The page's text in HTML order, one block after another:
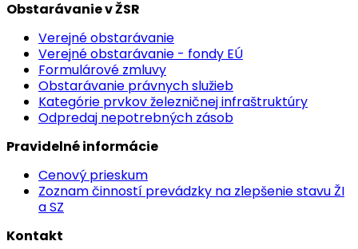
Obstarávanie v ŽSR
Verejné obstarávanie
Verejné obstarávanie - fondy EÚ
Formulárové zmluvy
Obstarávanie právnych služieb
Kategórie prvkov železničnej infraštruktúry
Odpredaj nepotrebných zásob
Pravidelné informácie
Cenový prieskum
Zoznam činností prevádzky na zlepšenie stavu ŽI
a SZ
Kontakt